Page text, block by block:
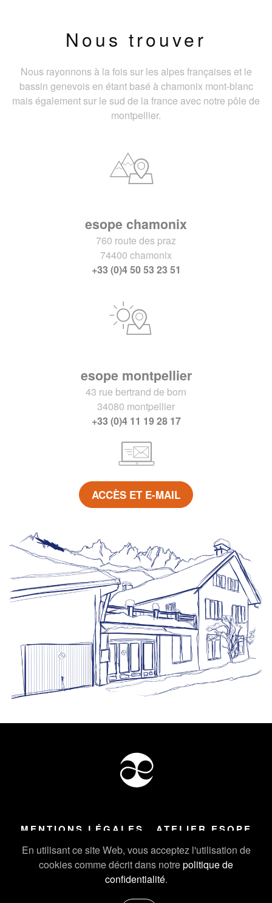
En utilisant ce site Web, vous acceptez l'utilisation de
cookies comme décrit dans notrepolitique de
confidentialité.
Nous trouver
Nous rayonnons à la fois sur les alpes françaises et le
bassin genevois en étant basé à chamonix mont-blanc
mais également sur le sud de la france avec notre pôle de
montpellier.
esope chamonix
760 route des praz
74400 chamonix
+33 (0)4 50 53 23 51
esope montpellier
43 rue bertrand de born
34080 montpellier
+33 (0)4 11 19 28 17
ACCÈS ET E-MAIL
MENTIONS LÉGALES ATELIER ESOPE